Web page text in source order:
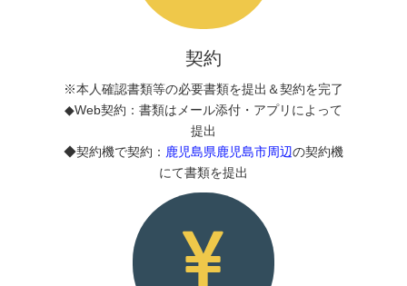
契約
※本人確認書類等の必要書類を提出＆契約を完了
◆Web契約：書類はメール添付・アプリによって
提出
◆契約機で契約： 鹿児島県鹿児島市周辺の契約機
にて書類を提出